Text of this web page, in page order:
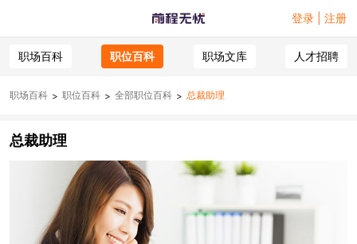
登录 | 注册
职场百科 职位百科 职场文库 人才招聘
职场百科 > 职位百科 > 全部职位百科 > 总裁助理
总裁助理